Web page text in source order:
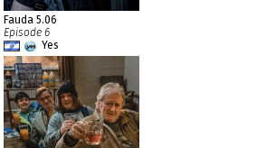
Fauda 5.06
Episode 6
Yes